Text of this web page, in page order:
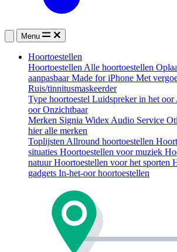
Menu
Hoortoestellen
Hoortoestellen Alle hoortoestellen
aanpasbaarMade for iPhone Met
Ruis/tinnitusmaskeerder
Type hoortoestel Luidspreker in het oor
oorOnzichtbaar
Merken Signia Widex Audio Service
hier alle merken
Toplijsten Allround hoortoestellen
situaties Hoortoestellen voor muziek
natuurHoortoestellen voor het sporten
gadgets In-het-oor hoortoestellen